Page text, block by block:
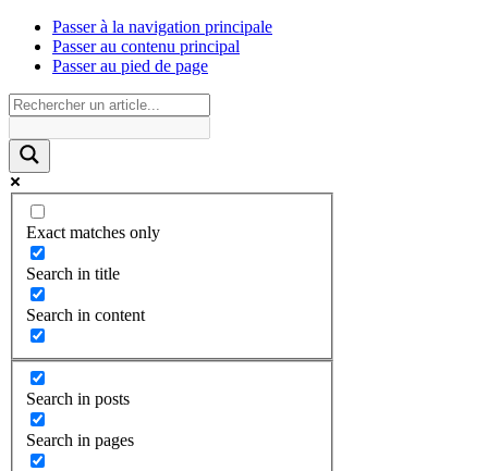
Passer à la navigation principale
Passer au contenu principal
Passer au pied de page
Exact matches only
Search in title
Search in content
Search in posts
Search in pages